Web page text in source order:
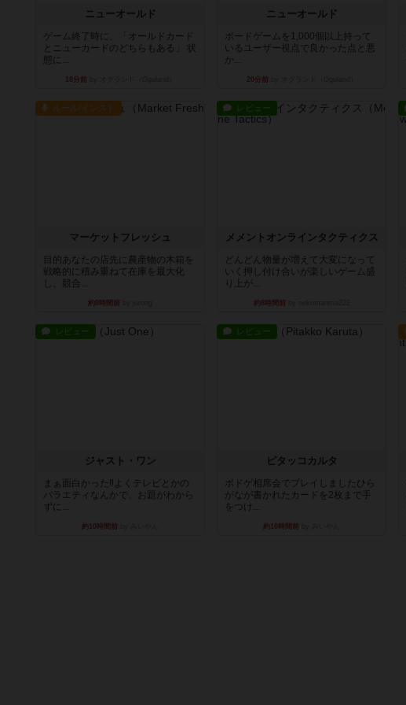
ニューオールド
ゲーム終了時に、「オールドカード
とニューカードのどちらもある」 状
態に...
18分前
ニューオールド
ボードゲームを1,000個以上持って
いるユーザー視点で良かった点と悪
か...
20分前
ルール/インスト
マーケットフレッシュ
目的あなたの店先に農産物の木箱を
戦略的に積み重ねて在庫を最大化
し、競合...
約8時間前
レビュー
メメントオンラインタクティクス
どんどん物量が増えて大変になって
いく押し付け合いが楽しいゲーム盛
り上が...
約8時間前
レビュー
ジャスト・ワン
まぁ面白かった‼️よくテレビとかの
バラエティなんかで、お題がわから
ずに...
約10時間前
レビュー
ピタッコカルタ
ボドゲ相席会でプレイしましたひら
がなが書かれたカードを2枚まで手
をつけ...
約10時間前